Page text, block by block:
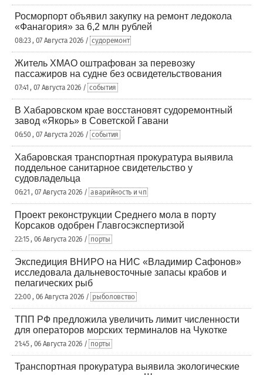
Росморпорт объявил закупку на ремонт ледокола
«Фанагория» за 6,2 млн рублей
08:23 , 07 Августа 2026 / судоремонт
Житель ХМАО оштрафован за перевозку
пассажиров на судне без освидетельствования
07:41 , 07 Августа 2026 / события
В Хабаровском крае восстановят судоремонтный
завод «Якорь» в Советской Гавани
06:50 , 07 Августа 2026 / события
Хабаровская транспортная прокуратура выявила
поддельное санитарное свидетельство у
судовладельца
06:21 , 07 Августа 2026 / аварийность и чп
Проект реконструкции Среднего мола в порту
Корсаков одобрен Главгосэкспертизой
22:15 , 06 Августа 2026 / порты
Экспедиция ВНИРО на НИС «Владимир Сафонов»
исследовала дальневосточные запасы крабов и
пелагических рыб
22:00 , 06 Августа 2026 / рыболовство
ТПП РФ предложила увеличить лимит численности
для операторов морских терминалов на Чукотке
21:45 , 06 Августа 2026 / порты
Транспортная прокуратура выявила экологические